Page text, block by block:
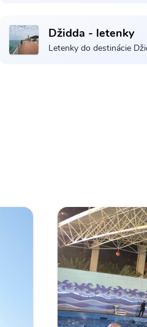
Džidda - letenky
Letenky do destinácie